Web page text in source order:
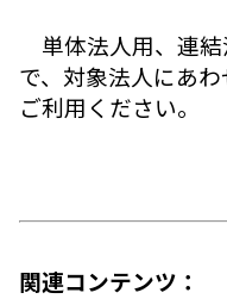
単体法人用、連
で、対象法人にあ
ご利用ください。
関連コンテンツ：